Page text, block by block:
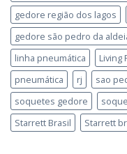
gedore região dos lagos
gedore são pedro da
linha pneumática
Living
pneumática
rj sao
soquetes gedore
Starrett Brasil
Starrett